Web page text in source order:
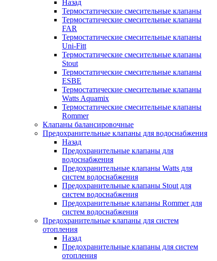
Назад
Термостатические смесительные клапаны
Термостатические смесительные клапаны
FAR
Термостатические смесительные клапаны
Uni-Fitt
Термостатические смесительные клапаны
Stout
Термостатические смесительные клапаны
ESBE
Термостатические смесительные клапаны
Watts Aquamix
Термостатические смесительные клапаны
Rommer
Клапаны балансировочные
Предохранительные клапаны для водоснабжения
Назад
Предохранительные клапаны для
водоснабжения
Предохранительные клапаны Watts для
систем водоснабжения
Предохранительные клапаны Stout для
систем водоснабжения
Предохранительные клапаны Rommer для
систем водоснабжения
Предохранительные клапаны для систем
отопления
Назад
Предохранительные клапаны для систем
отопления